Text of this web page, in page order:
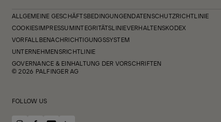
ALLGEMEINE GESCHÄFTSBEDINGUNGENDATENSCHUTZRICHTLINIE
COOKIESIMPRESSUMINTEGRITÄTSLINIEVERHALTENSKODEX
VORFALLBENACHRICHTIGUNGSSYSTEM
UNTERNEHMENSRICHTLINIE
GOVERNANCE & EINHALTUNG DER VORSCHRIFTEN
© 2026 PALFINGER AG
FOLLOW US